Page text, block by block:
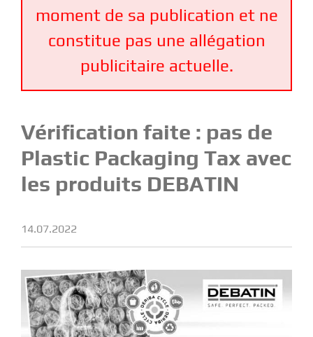
moment de sa publication et ne
constitue pas une allégation
publicitaire actuelle.
Vérification faite : pas de
Plastic Packaging Tax avec
les produits DEBATIN
14.07.2022